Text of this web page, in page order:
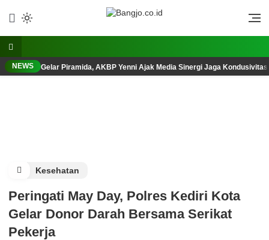
NEWS Gelar Piramida, AKBP Yenni Ajak Media Sinergi Jaga
Kesehatan
Peringati May Day, Polres Kediri Kota
Gelar Donor Darah Bersama Serikat
Pekerja